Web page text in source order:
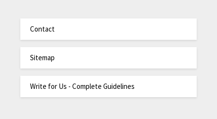
Contact
Sitemap
Write for Us - Complete Guidelines